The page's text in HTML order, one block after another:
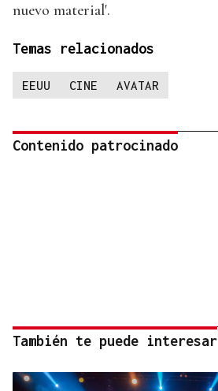
nuevo material'.
Temas relacionados
EEUU CINE AVATAR
Contenido patrocinado
También te puede interesar